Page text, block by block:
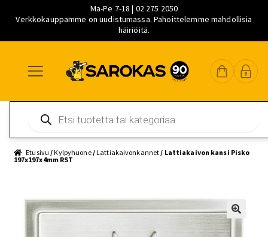
Ma-Pe 7-18 | 02 275 2050
Verkkokauppamme on uudistumassa. Pahoittelemme mahdollisia
häiriöitä.
navigointiin
sisältöön
pääsisältöön
search
Etusivu /Kylpyhuone/Lattiakaivonkannet / Lattiakaivon kansi Pisko
197x197x4mm RST